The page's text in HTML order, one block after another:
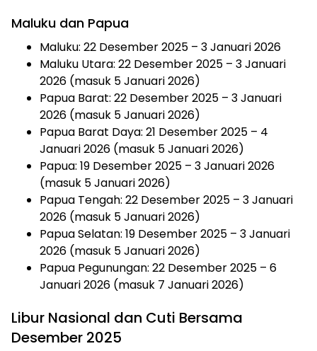
Maluku dan Papua
Maluku: 22 Desember 2025 – 3 Januari 2026
Maluku Utara: 22 Desember 2025 – 3 Januari
2026 (masuk 5 Januari 2026)
Papua Barat: 22 Desember 2025 – 3 Januari
2026 (masuk 5 Januari 2026)
Papua Barat Daya: 21 Desember 2025 – 4
Januari 2026 (masuk 5 Januari 2026)
Papua: 19 Desember 2025 – 3 Januari 2026
(masuk 5 Januari 2026)
Papua Tengah: 22 Desember 2025 – 3 Januari
2026 (masuk 5 Januari 2026)
Papua Selatan: 19 Desember 2025 – 3 Januari
2026 (masuk 5 Januari 2026)
Papua Pegunungan: 22 Desember 2025 – 6
Januari 2026 (masuk 7 Januari 2026)
Libur Nasional dan Cuti Bersama
Desember 2025